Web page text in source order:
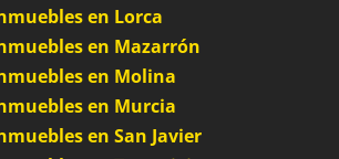
en Lorca
en Mazarrón
en Molina
en Murcia
en San Javier